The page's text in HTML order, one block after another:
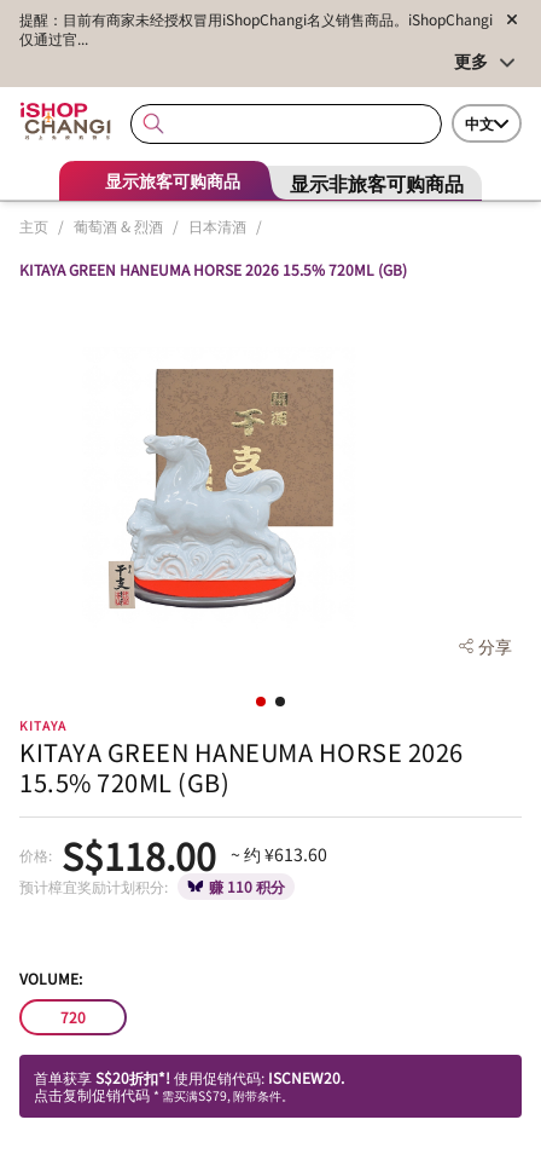
提醒：目前有商家未经授权冒用iShopChangi名义销售商品。iShopChangi
仅通过官...
更多
中文
显示旅客可购商品 显示非旅客可购商品
主页 / 葡萄酒 & 烈酒 / 日本清酒 /
KITAYA GREEN HANEUMA HORSE 2026 15.5% 720ML (GB)
分享
KITAYA
KITAYA GREEN HANEUMA HORSE 2026
15.5% 720ML (GB)
价格: S$118.00 ~ 约 ¥613.60
预计樟宜奖励计划积分: 赚 110 积分
VOLUME:
720
首单获享S$20折扣*! 使用促销代码: ISCNEW20.
点击复制促销代码 * 需买满S$79, 附带条件。